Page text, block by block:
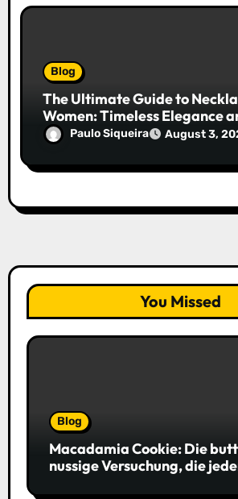
Blog
The Ultimate Guide to
Women: Timeless Elegance
TrendsPaulo Siqueira August 3,
You Missed
Blog
Macadamia Cookie: Die
nussige Versuchung, die